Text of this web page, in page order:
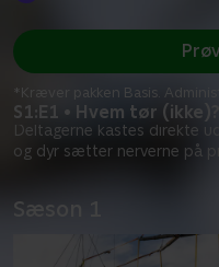
S1:E1 • Hvem tør (ikke)?
Deltagerne kastes direkte
og dyr sætter nerverne på
*Kræver pakken Basis.
Sæson 1